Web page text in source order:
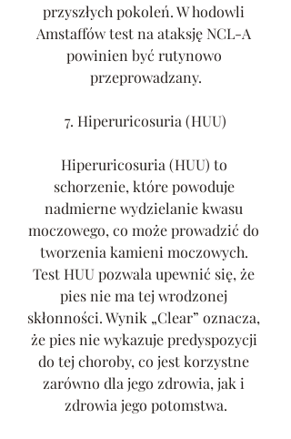
przyszłych pokoleń. W hodowli
Amstaffów test na ataksję NCL-A
powinien być rutynowo
przeprowadzany.
7. Hiperuricosuria (HUU)
Hiperuricosuria (HUU) to
schorzenie, które powoduje
nadmierne wydzielanie kwasu
moczowego, co może prowadzić do
tworzenia kamieni moczowych.
Test HUU pozwala upewnić się, że
pies nie ma tej wrodzonej
skłonności. Wynik „Clear” oznacza,
że pies nie wykazuje predyspozycji
do tej choroby, co jest korzystne
zarówno dla jego zdrowia, jak i
zdrowia jego potomstwa.